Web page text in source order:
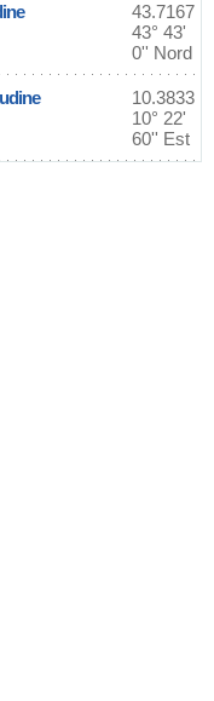
43.7167
43° 43'
0'' Nord
10.3833
10° 22'
60'' Est